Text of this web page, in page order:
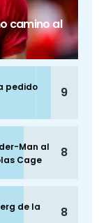
camino al
pedido
9
Man al
Cage
8
de la
8